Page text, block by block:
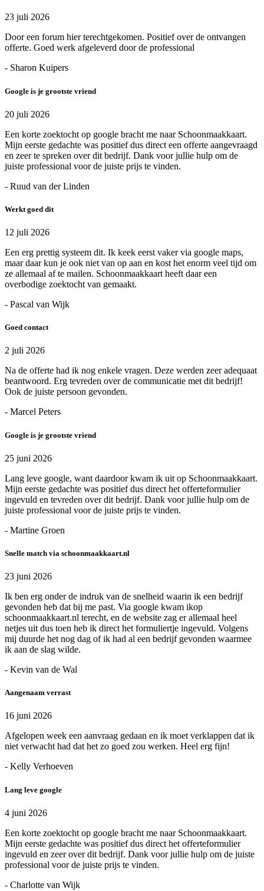
23 juli 2026
Door een forum hier terechtgekomen. Positief over de ontvangen
offerte. Goed werk afgeleverd door de professional
- Sharon Kuipers
Google is je grootste vriend
20 juli 2026
Een korte zoektocht op google bracht me naar Schoonmaakkaart.
Mijn eerste gedachte was positief dus direct een offerte aangevraagd
en zeer te spreken over dit bedrijf. Dank voor jullie hulp om de
juiste professional voor de juiste prijs te vinden.
- Ruud van der Linden
Werkt goed dit
12 juli 2026
Een erg prettig systeem dit. Ik keek eerst vaker via google maps,
maar daar kun je ook niet van op aan en kost het enorm veel tijd om
ze allemaal af te mailen. Schoonmaakkaart heeft daar een
overbodige zoektocht van gemaakt.
- Pascal van Wijk
Goed contact
2 juli 2026
Na de offerte had ik nog enkele vragen. Deze werden zeer adequaat
beantwoord. Erg tevreden over de communicatie met dit bedrijf!
Ook de juiste persoon gevonden.
- Marcel Peters
Google is je grootste vriend
25 juni 2026
Lang leve google, want daardoor kwam ik uit op Schoonmaakkaart.
Mijn eerste gedachte was positief dus direct het offerteformulier
ingevuld en tevreden over dit bedrijf. Dank voor jullie hulp om de
juiste professional voor de juiste prijs te vinden.
- Martine Groen
Snelle match via schoonmaakkaart.nl
23 juni 2026
Ik ben erg onder de indruk van de snelheid waarin ik een bedrijf
gevonden heb dat bij me past. Via google kwam ikop
schoonmaakkaart.nl terecht, en de website zag er allemaal heel
netjes uit dus toen heb ik direct het formuliertje ingevuld. Volgens
mij duurde het nog dag of ik had al een bedrijf gevonden waarmee
ik aan de slag wilde.
- Kevin van de Wal
Aangenaam verrast
16 juni 2026
Afgelopen week een aanvraag gedaan en ik moet verklappen dat ik
niet verwacht had dat het zo goed zou werken. Heel erg fijn!
- Kelly Verhoeven
Lang leve google
4 juni 2026
Een korte zoektocht op google bracht me naar Schoonmaakkaart.
Mijn eerste gedachte was positief dus direct het offerteformulier
ingevuld en zeer over dit bedrijf. Dank voor jullie hulp om de juiste
professional voor de juiste prijs te vinden.
- Charlotte van Wijk